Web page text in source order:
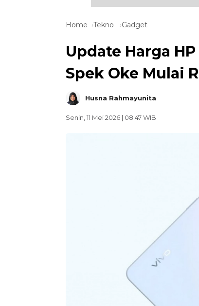
Home Tekno Gadget
Update Harga
Spek Oke Mulai
Husna Rahmayunita
Senin, 11 Mei 2026 | 08:47 WIB